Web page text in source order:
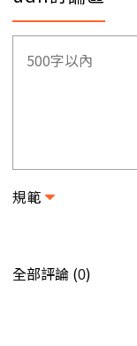
規範
全部評論 (0)